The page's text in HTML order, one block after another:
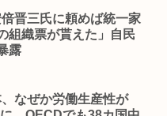
組織票が貰えた」自民
露